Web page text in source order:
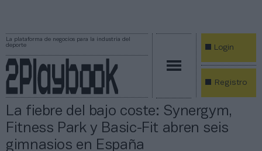
La plataforma de negocios para la industria del
deporte
Login
Registro
La fiebre del bajo coste: Synergym,
Fitness Park y Basic-Fit abren seis
gimnasios en España